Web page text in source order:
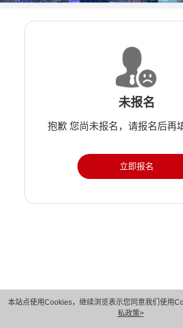
本站点使用Cookies，继续浏览表示您同意我们使用
私政策>
未报名
抱歉 您尚未报名，请报名后再
立即报名
版权所有 © 华为技术有限公司 1998-2026。 保留一切
隐私保护
法律声明